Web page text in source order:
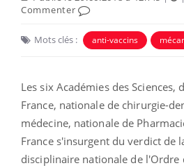
Commenter
Mots clés : anti-vaccins
Les six Académies des Sciences,
France, nationale de chirurgie-
médecine, nationale de
France s'insurgent du verdict de
disciplinaire nationale de l'Ordre